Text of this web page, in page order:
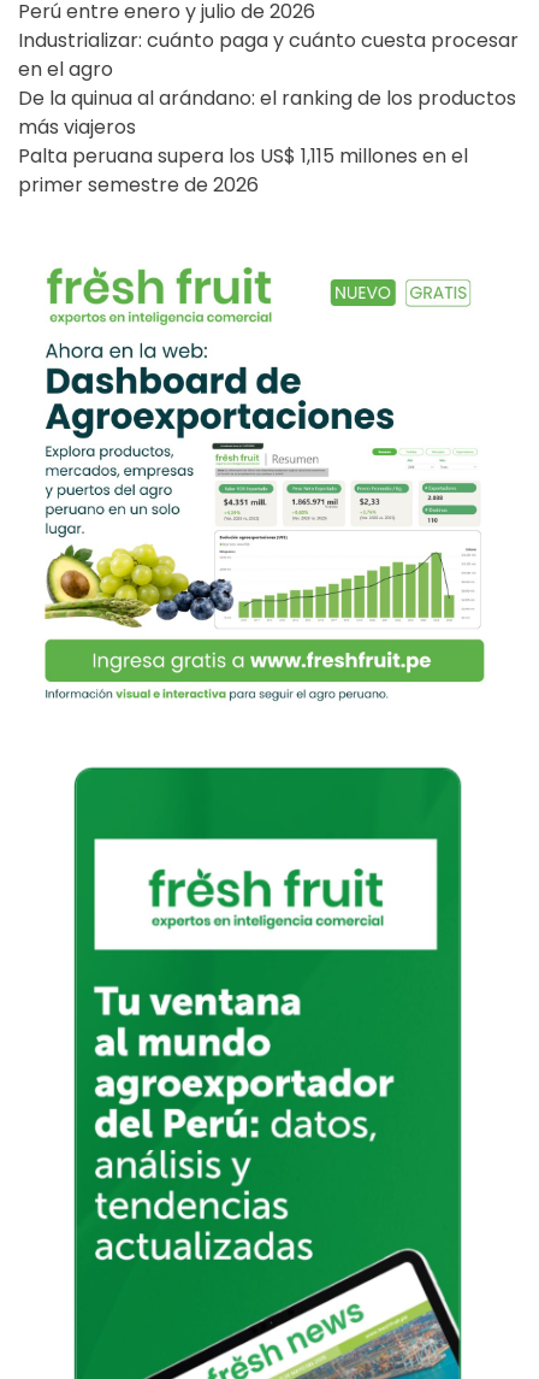
Perú entre enero y julio de 2026
Industrializar: cuánto paga y cuánto cuesta procesar
en el agro
De la quinua al arándano: el ranking de los productos
más viajeros
Palta peruana supera los US$ 1,115 millones en el
primer semestre de 2026